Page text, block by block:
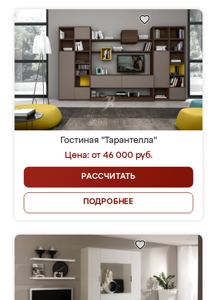
Гостиная "Тарантелла"
Цена: от 46 000 руб.
РАССЧИТАТЬ
ПОДРОБНЕЕ